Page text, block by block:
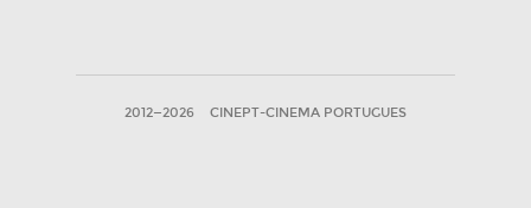
2012—2026 CINEPT-CINEMA PORTUGUES